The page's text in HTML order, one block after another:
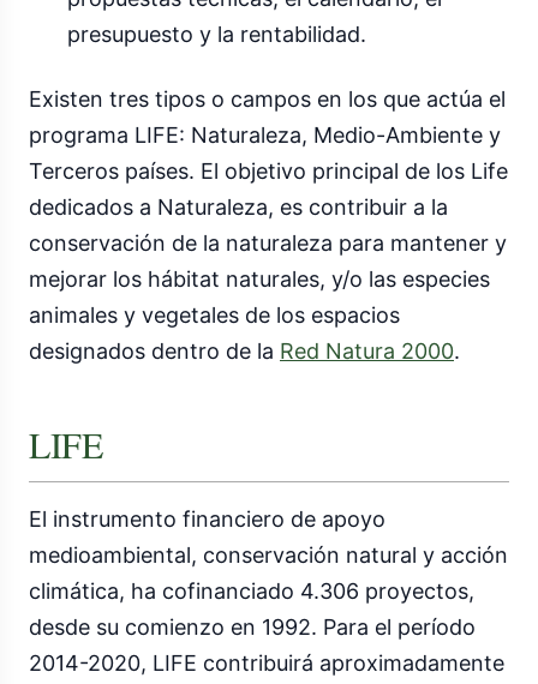
presupuesto y la rentabilidad.
Existen tres tipos o campos en los que actúa el
programa LIFE: Naturaleza, Medio-Ambiente y
Terceros países. El objetivo principal de los Life
dedicados a Naturaleza, es contribuir a la
conservación de la naturaleza para mantener y
mejorar los hábitat naturales, y/o las especies
animales y vegetales de los espacios
designados dentro de la Red Natura 2000.
LIFE
El instrumento financiero de apoyo
medioambiental, conservación natural y acción
climática, ha cofinanciado 4.306 proyectos,
desde su comienzo en 1992. Para el período
2014-2020, LIFE contribuirá aproximadamente